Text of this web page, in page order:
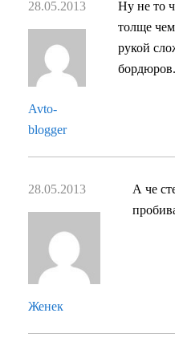
28.05.2013
Avto-
blogger
Ну не то
толще
рукой
бордюров.
28.05.2013
Женек
А че